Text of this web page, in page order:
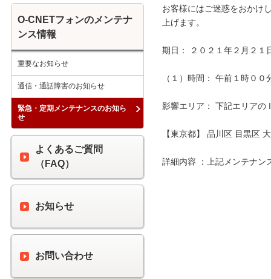
お客様にはご迷惑をおかけ
上げます。
期日： ２０２１年２月２１
（１）時間： 午前１時０
影響エリア： 下記エリアの
【東京都】 品川区 目黒区
詳細内容 ：上記メンテナン
O-CNETフォンのメンテナ
ンス情報
重要なお知らせ
通信・通話障害のお知らせ
緊急・定期メンテナンスのお知ら
せ
よくあるご質問
（FAQ）
お知らせ
お問い合わせ